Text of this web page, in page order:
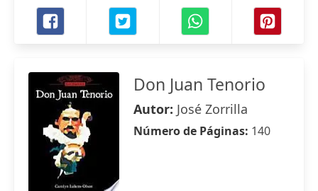
Don Juan Tenorio
Autor: José Zorrilla
Número de Páginas: 140